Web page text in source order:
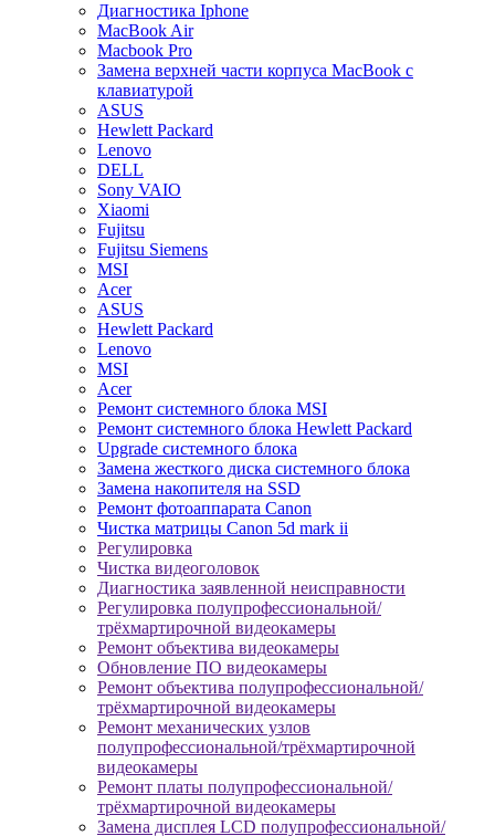
Диагностика Iphone
MacBook Air
Macbook Pro
Замена верхней части корпуса MacBook с
клавиатурой
ASUS
Hewlett Packard
Lenovo
DELL
Sony VAIO
Xiaomi
Fujitsu
Fujitsu Siemens
MSI
Acer
ASUS
Hewlett Packard
Lenovo
MSI
Acer
Ремонт системного блока MSI
Ремонт системного блока Hewlett Packard
Upgrade системного блока
Замена жесткого диска системного блока
Замена накопителя на SSD
Ремонт фотоаппарата Canon
Чистка матрицы Canon 5d mark ii
Регулировка
Чистка видеоголовок
Диагностика заявленной неисправности
Регулировка полупрофессиональной/
трёхмартирочной видеокамеры
Ремонт объектива видеокамеры
Обновление ПО видеокамеры
Ремонт объектива полупрофессиональной/
трёхмартирочной видеокамеры
Ремонт механических узлов
полупрофессиональной/трёхмартирочной
видеокамеры
Ремонт платы полупрофессиональной/
трёхмартирочной видеокамеры
Замена дисплея LCD полупрофессиональной/